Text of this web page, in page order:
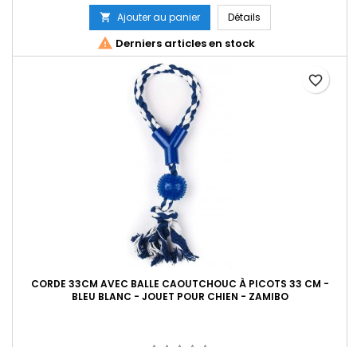
 Ajouter au panier Détails
 Derniers articles en stock
CORDE 33CM AVEC BALLE CAOUTCHOUC À PICOTS 33 CM -
BLEU BLANC - JOUET POUR CHIEN - ZAMIBO
favorite_border